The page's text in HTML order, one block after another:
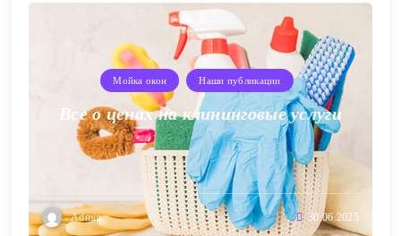
Мойка окон Наши публикации
Все о ценах на клининговые услуги
Admin 30.06.2025